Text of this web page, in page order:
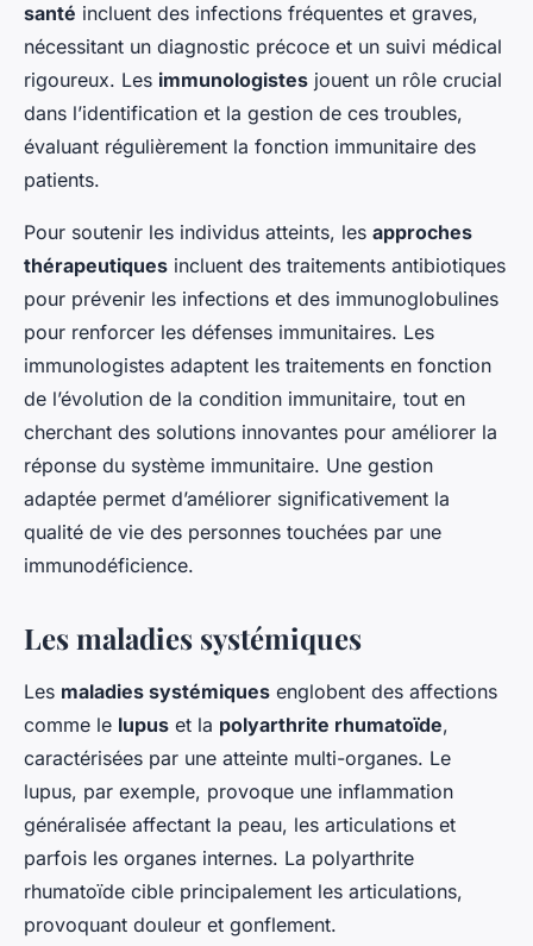
santé incluent des infections fréquentes et graves,
nécessitant un diagnostic précoce et un suivi médical
rigoureux. Les immunologistes jouent un rôle crucial
dans l’identification et la gestion de ces troubles,
évaluant régulièrement la fonction immunitaire des
patients.
Pour soutenir les individus atteints, les approches
thérapeutiques incluent des traitements antibiotiques
pour prévenir les infections et des immunoglobulines
pour renforcer les défenses immunitaires. Les
immunologistes adaptent les traitements en fonction
de l’évolution de la condition immunitaire, tout en
cherchant des solutions innovantes pour améliorer la
réponse du système immunitaire. Une gestion
adaptée permet d’améliorer significativement la
qualité de vie des personnes touchées par une
immunodéficience.
Les maladies systémiques
Les maladies systémiques englobent des affections
comme le lupus et la polyarthrite rhumatoïde,
caractérisées par une atteinte multi-organes. Le
lupus, par exemple, provoque une inflammation
généralisée affectant la peau, les articulations et
parfois les organes internes. La polyarthrite
rhumatoïde cible principalement les articulations,
provoquant douleur et gonflement.